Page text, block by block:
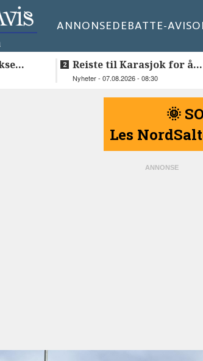
ANNONSEDEBATTE-AVIS
Reiste til Karasjok for å
vie Ellen og Johan Anders
Nyheter - 07.08.2026 - 08:30
🌞
Les